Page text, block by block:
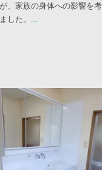
、家族の身体への影響を
した。 ...